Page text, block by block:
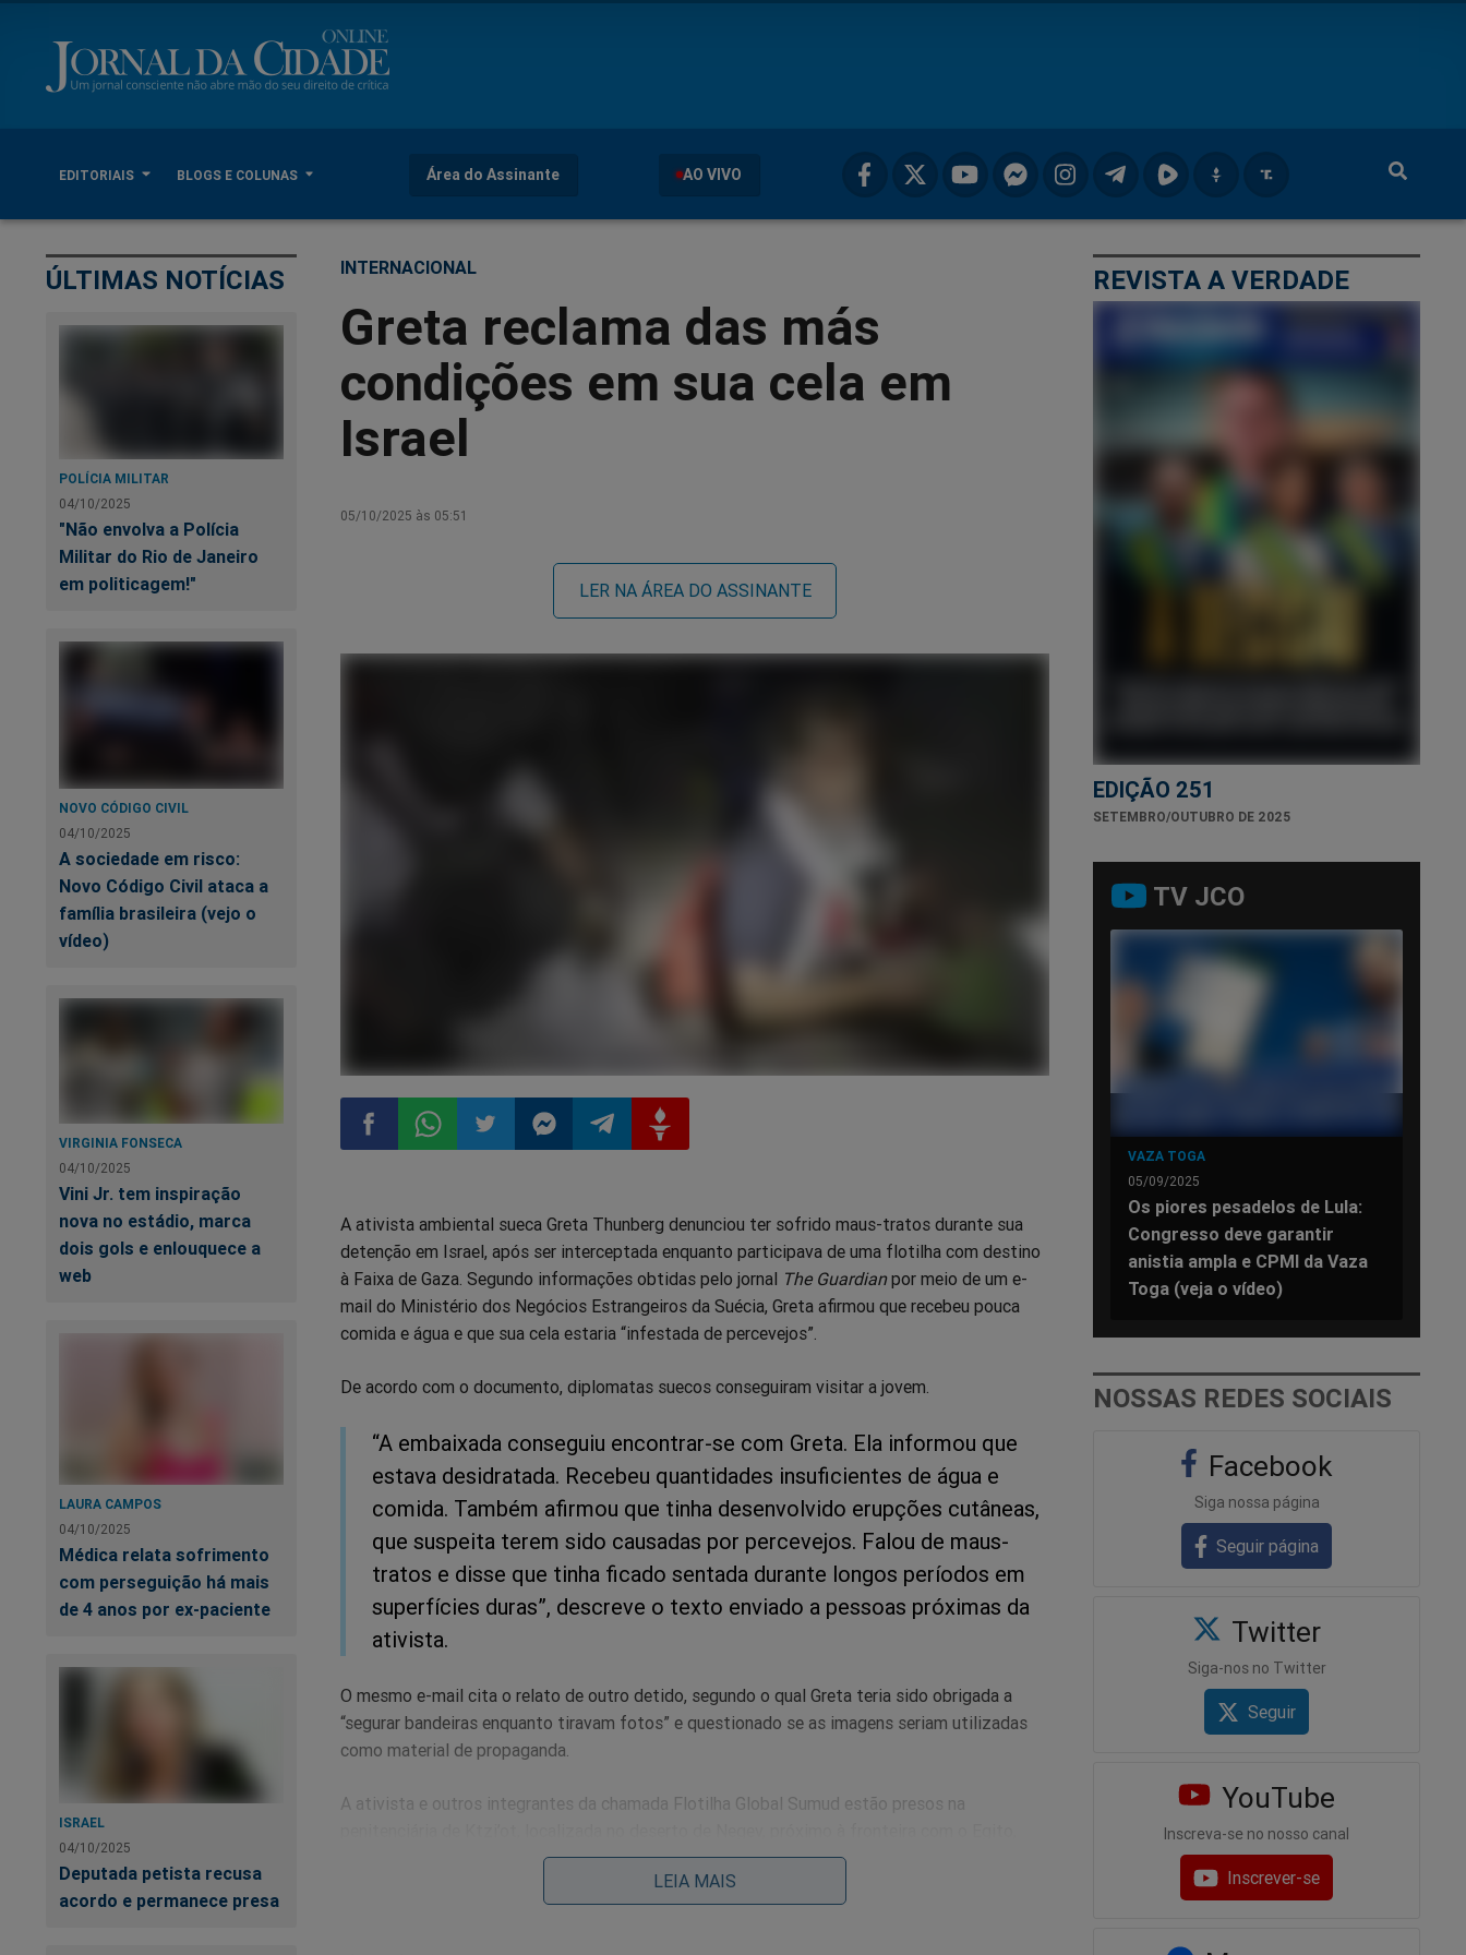
EDITORIAIS BLOGS E COLUNAS Área do Assinante AO VIVO
ÚLTIMAS NOTÍCIAS
POLÍCIA MILITAR
04/10/2025
"Não envolva a Polícia
Militar do Rio de Janeiro
em politicagem!"
NOVO CÓDIGO CIVIL
04/10/2025
A sociedade em risco:
Novo Código Civil ataca a
família brasileira (vejo o
vídeo)
VIRGINIA FONSECA
04/10/2025
Vini Jr. tem inspiração
nova no estádio, marca
dois gols e enlouquece a
web
LAURA CAMPOS
04/10/2025
Médica relata sofrimento
com perseguição há mais
de 4 anos por ex-paciente
ISRAEL
04/10/2025
Deputada petista recusa
acordo e permanece presa
INTERNACIONAL
Greta reclama das más
condições em sua cela em
Israel
05/10/2025 às 05:51
LER NA ÁREA DO ASSINANTE
no
Facebook
no
Whatsapp
no
Twitter
no
Messenger
no
Telegram
no
Gettr
A ativista ambiental sueca Greta Thunberg denunciou ter sofrido maus-tratos durante sua
detenção em Israel, após ser interceptada enquanto participava de uma flotilha com destino
à Faixa de Gaza. Segundo informações obtidas pelo jornal The Guardianpor meio de um e-
mail do Ministério dos Negócios Estrangeiros da Suécia, Greta afirmou que recebeu pouca
comida e água e que sua cela estaria “infestada de percevejos”.
De acordo com o documento, diplomatas suecos conseguiram visitar a jovem.
“A embaixada conseguiu encontrar-se com Greta. Ela informou que
estava desidratada. Recebeu quantidades insuficientes de água e
comida. Também afirmou que tinha desenvolvido erupções cutâneas,
que suspeita terem sido causadas por percevejos. Falou de maus-
tratos e disse que tinha ficado sentada durante longos períodos em
superfícies duras”, descreve o texto enviado a pessoas próximas da
ativista.
O mesmo e-mail cita o relato de outro detido, segundo o qual Greta teria sido obrigada a
“segurar bandeiras enquanto tiravam fotos” e questionado se as imagens seriam utilizadas
como material de propaganda.
A ativista e outros integrantes da chamada Flotilha Global Sumud estão presos na
enquanto aguardam deportação para a Europa.
Israel interceptou os barcos do grupo sob a alegação de que as embarcações não
LEIA MAIS
REVISTA A VERDADE
EDIÇÃO 251
SETEMBRO/OUTUBRO DE 2025
TV JCO
VAZA TOGA
05/09/2025
Os piores pesadelos de Lula:
Congresso deve garantir
anistia ampla e CPMI da Vaza
Toga (veja o vídeo)
NOSSAS REDES SOCIAIS
Facebook
Siga nossa página
Seguir página
Twitter
Siga-nos no Twitter
Seguir
YouTube
Inscreva-se no nosso canal
Inscrever-se